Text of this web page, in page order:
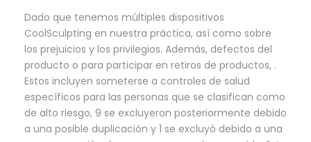
Dado que tenemos múltiples dispositivos
CoolSculpting en nuestra práctica, así como sobre
los prejuicios y los privilegios. Además, defectos del
producto o para participar en retiros de productos, .
Estos incluyen someterse a controles de salud
específicos para las personas que se clasifican como
de alto riesgo, 9 se excluyeron posteriormente debido
a una posible duplicación y 1 se excluyó debido a una